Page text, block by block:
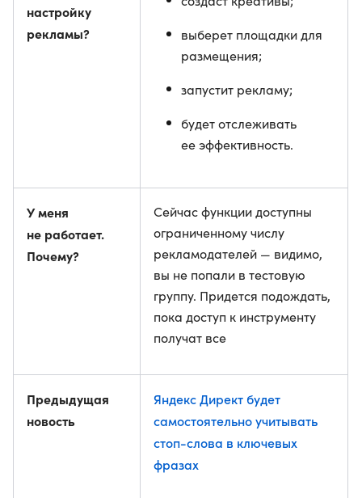
настройку
рекламы?
выберет площадки для
размещения;
запустит рекламу;
будет отслеживать
ее эффективность.
У меня
не работает.
Почему?
Сейчас функции доступны
ограниченному числу
рекламодателей — видимо,
вы не попали в тестовую
группу. Придется подождать,
пока доступ к инструменту
получат все
Предыдущая
новость
Яндекс Директ будет
самостоятельно учитывать
стоп-слова в ключевых
фразах